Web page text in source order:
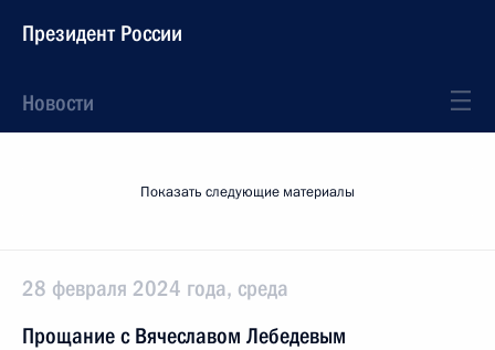
Президент России
Новости
Показать следующие материалы
28 февраля 2024 года, среда
Прощание с Вячеславом Лебедевым